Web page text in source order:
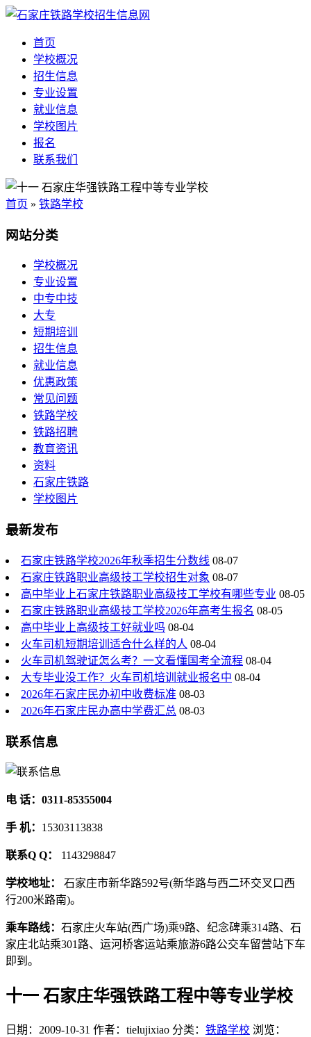
首页
学校概况
招生信息
专业设置
就业信息
学校图片
报名
联系我们
首页 » 铁路学校
网站分类
学校概况
专业设置
中专中技
大专
短期培训
招生信息
就业信息
优惠政策
常见问题
铁路学校
铁路招聘
教育资讯
资料
石家庄铁路
学校图片
最新发布
石家庄铁路学校2026年秋季招生分数线 08-07
石家庄铁路职业高级技工学校招生对象 08-07
高中毕业上石家庄铁路职业高级技工学校有哪些专业 08-05
石家庄铁路职业高级技工学校2026年高考生报名 08-05
高中毕业上高级技工好就业吗 08-04
火车司机短期培训适合什么样的人 08-04
火车司机驾驶证怎么考？一文看懂国考全流程 08-04
大专毕业没工作？火车司机培训就业报名中 08-04
2026年石家庄民办初中收费标准 08-03
2026年石家庄民办高中学费汇总 08-03
联系信息
电 话：0311-85355004
手 机： 15303113838
联系Q Q： 1143298847
学校地址： 石家庄市新华路592号(新华路与西二环交叉口西
行200米路南)。
乘车路线： 石家庄火车站(西广场)乘9路、纪念碑乘314路、石
家庄北站乘301路、运河桥客运站乘旅游6路公交车留营站下车
即到。
十一 石家庄华强铁路工程中等专业学校
日期：2009-10-31 作者：tielujixiao 分类： 铁路学校 浏览：